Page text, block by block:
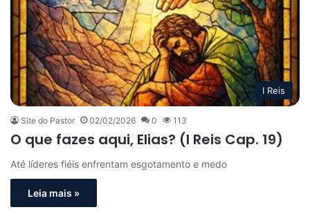
I Reis
Site do Pastor 02/02/2026 0 113
O que fazes aqui, Elias? (I Reis Cap. 19)
Até líderes fiéis enfrentam esgotamento e medo
Leia mais »